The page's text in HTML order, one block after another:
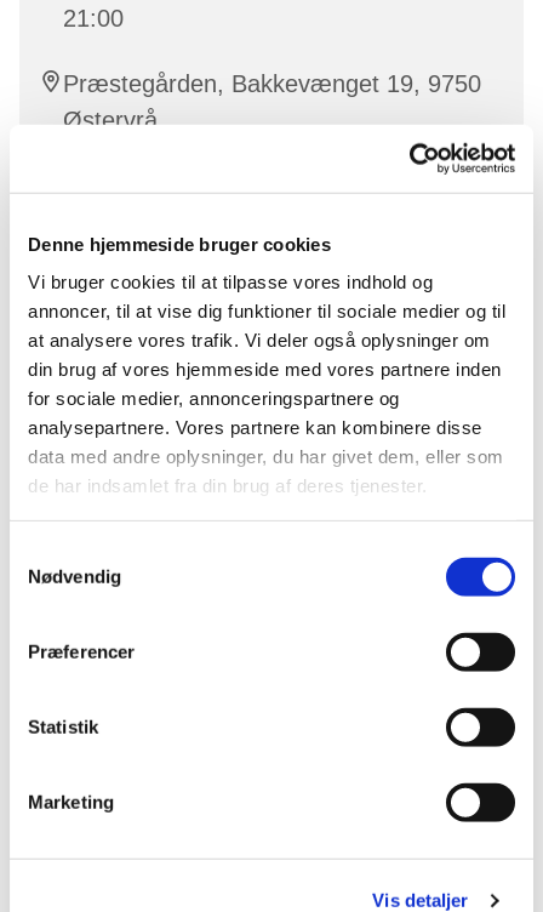
Denne hjemmeside bruger cookies
Vi bruger cookies til at tilpasse vores indhold og
annoncer, til at vise dig funktioner til sociale medier og til
at analysere vores trafik. Vi deler også oplysninger om
din brug af vores hjemmeside med vores partnere inden
for sociale medier, annonceringspartnere og
analysepartnere. Vores partnere kan kombinere disse
data med andre oplysninger, du har givet dem, eller som
de har indsamlet fra din brug af deres tjenester.
Nødvendig
Præferencer
Statistik
Marketing
Vis detaljer
21:00
Præstegården, Bakkevænget 19, 9750
Østervrå
En hyggelig aften med strik, fællesskab og en kort
andagt. Vi mødes (som udgangspunkt) den anden
tirsdag i hver måned kl. 19.00–21.00. Alle er velkomne
– uanset erfaring. Du kan få garn og opskrift, eller
medbringe dit eget projekt.